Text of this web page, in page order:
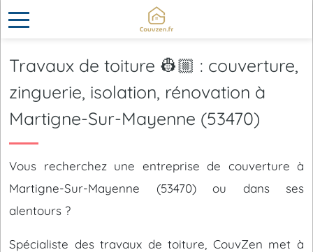
Travaux de toiture 👷🏼 : couverture,
zinguerie, isolation, rénovation à
Martigne-Sur-Mayenne (53470)
Vous recherchez une entreprise de couverture à
Martigne-Sur-Mayenne (53470) ou dans ses
alentours ?
Spécialiste des travaux de toiture, CouvZen met à